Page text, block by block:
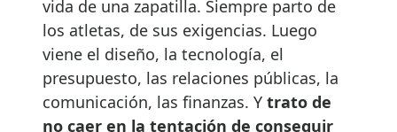
vida de una zapatilla. Siempre parto de
los atletas, de sus exigencias. Luego
viene el diseño, la tecnología, el
presupuesto, las relaciones públicas, la
comunicación, las finanzas. Y trato de
no caer en la tentación de conseguir